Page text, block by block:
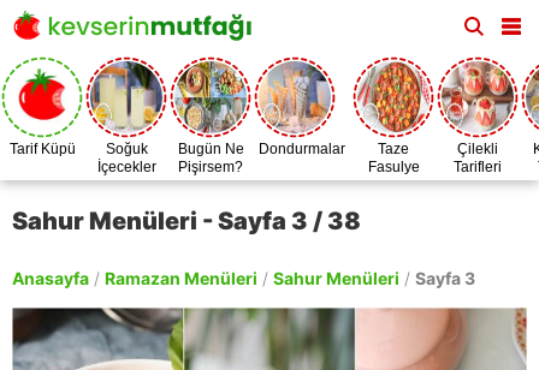
Tarif Küpü
Soğuk
İçecekler
Bugün Ne
Pişirsem?
Dondurmalar
Taze
Fasulye
Zamanı
Çilekli
Tarifleri
Sahur Menüleri - Sayfa 3 / 38
Anasayfa / Ramazan Menüleri / Sahur Menüleri / Sayfa 3